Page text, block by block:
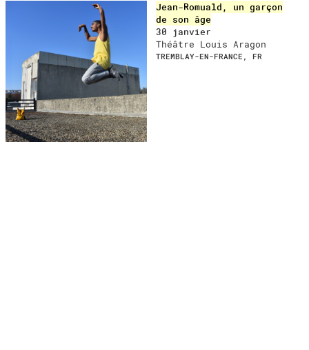
Jean-Romuald, un garçon
de son âge
30 janvier
Théâtre Louis Aragon
TREMBLAY-EN-FRANCE, FR